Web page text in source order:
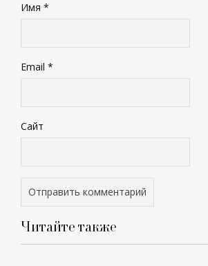
Имя *
Email *
Сайт
Читайте также